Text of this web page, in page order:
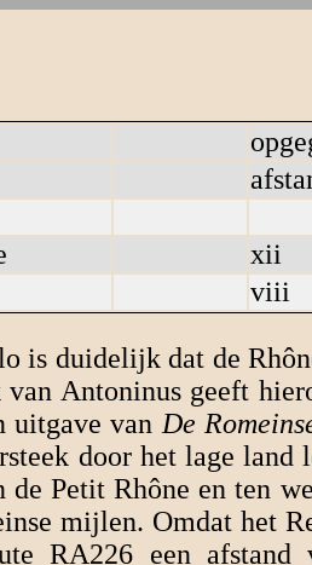
xii
viii
is duidelijk dat de
Antoninus geeft
uitgave van De
door het lage land
Petit Rhône en ten
mijlen. Omdat het
RA226 een